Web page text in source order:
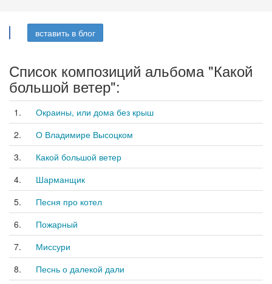
вставить в блог
Список композиций альбома "Какой
большой ветер":
1.
Окраины, или дома без крыш
2.
О Владимире Высоцком
3.
Какой большой ветер
4.
Шарманщик
5.
Песня про котел
6.
Пожарный
7.
Миссури
8.
Песнь о далекой дали